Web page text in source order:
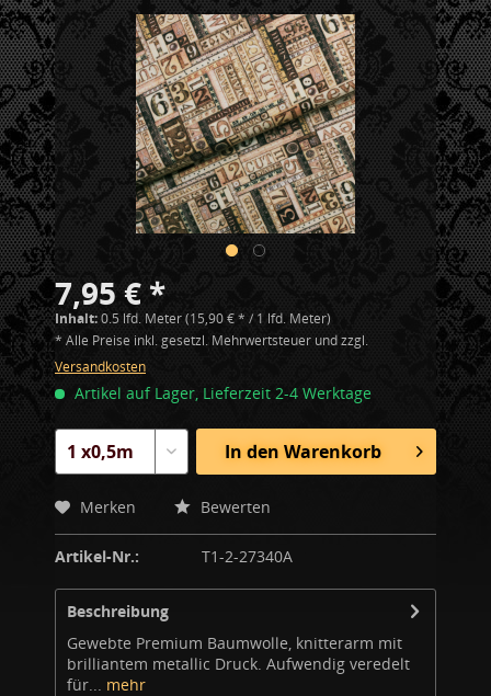
7,95 € *
Inhalt:0.5 lfd. Meter (15,90 € * / 1 lfd. Meter)
* Alle Preise inkl. gesetzl. Mehrwertsteuer und zzgl.
Versandkosten
Artikel auf Lager, Lieferzeit 2-4 Werktage
In den Warenkorb
Merken Bewerten
Artikel-Nr.: T1-2-27340A
Beschreibung
Gewebte Premium Baumwolle, knitterarm mit
brilliantem metallic Druck. Aufwendig veredelt
für... mehr